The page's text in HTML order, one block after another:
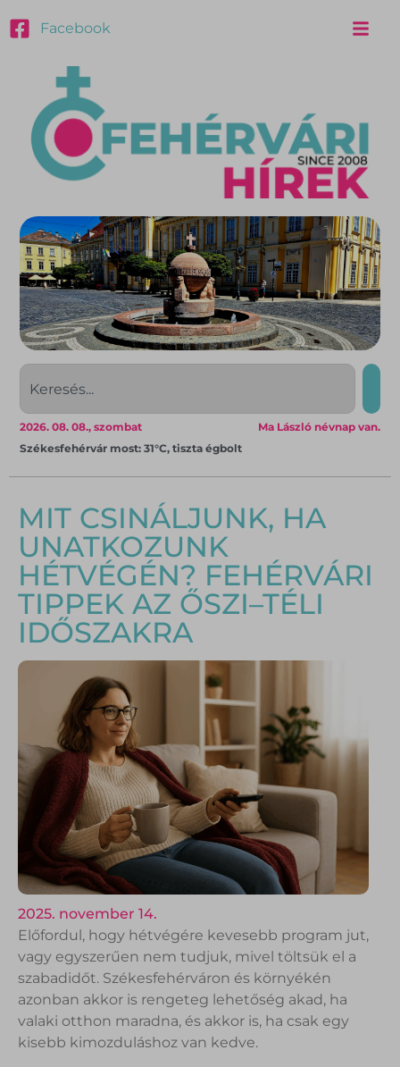
Facebook
Ma László névnap van.
2026. 08. 08., szombat
Székesfehérvár most: 31°C, tiszta égbolt
MIT CSINÁLJUNK, HA
UNATKOZUNK
HÉTVÉGÉN? FEHÉRVÁRI
TIPPEK AZ ŐSZI–TÉLI
IDŐSZAKRA
2025. november 14.
Előfordul, hogy hétvégére kevesebb program jut,
vagy egyszerűen nem tudjuk, mivel töltsük el a
szabadidőt. Székesfehérváron és környékén
azonban akkor is rengeteg lehetőség akad, ha
valaki otthon maradna, és akkor is, ha csak egy
kisebb kimozduláshoz van kedve.